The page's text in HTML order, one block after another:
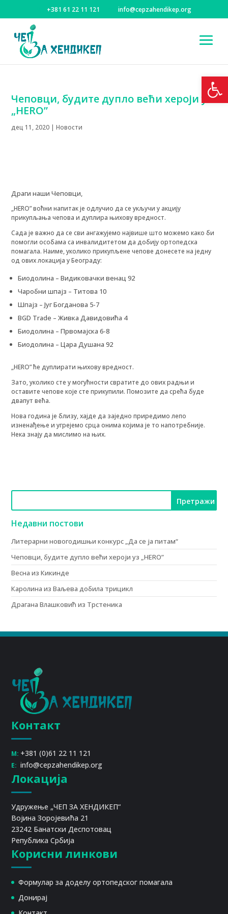
+381 61 22 11 121 info@cepzahendikep.org
Чеповци, будите дупло већи хероји уз
„HERO”
дец 11, 2020 |Новости
Драги наши Чеповци,
„HERO” воћни напитак је одлучио да се укључи у акцију
прикупљања чепова и дуплира њихову вредност.
Сада је важно да се сви ангажујемо највише што можемо како би
помогли особама са инвалидитетом да добију ортопедска
помагала. Наиме, уколико прикупљене чепове донесете на једну
од ових локација у Београду:
Биодолина – Видиковачки венац 92
Чаробни шпајз – Титова 10
Шпајз – Југ Богданова 5-7
BGD Trade – Живка Давидовића 4
Биодолина – Првомајска 6-8
Биодолина – Цара Душана 92
„HERO” ће дуплирати њихову вредност.
Зато, уколико сте у могућности свратите до ових радњи и
оставите чепове које сте прикупили. Помозите да срећа буде
двапут већа.
Нова година је близу, хајде да заједно приредимо лепо
изненађење и угрејемо срца онима којима је то напотребније.
Нека знају да мислимо на њих.
Недавни постови
Литерарни новогодишњи конкурс „Да се ја питам“
Чеповци, будите дупло већи хероји уз „HERO”
Весна из Кикинде
Каролина из Ваљева добила трицикл
Драгана Влашковић из Трстеника
Контакт
M: +381 (0)61 22 11 121
E: info@cepzahendikep.org
Локација
Удружење „ЧЕП ЗА ХЕНДИКЕП“
Војина Зоројевића 21
23242 Банатски Деспотовац
Република Србија
Корисни линкови
Формулар за доделу ортопедског помагала
Донирај